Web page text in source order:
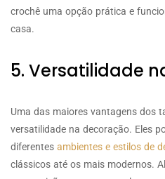
crochê uma opção prática e
casa.
5. Versatilidade
Uma das maiores vantagens dos
versatilidade na decoração. Eles
diferentes ambientes e estilos de
clássicos até os mais modernos.